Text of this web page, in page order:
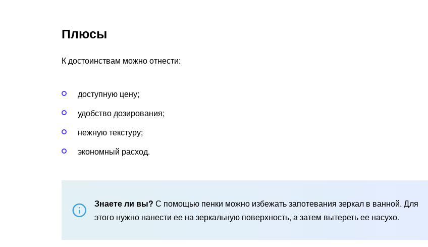
Плюсы
К достоинствам можно отнести:
доступную цену;
удобство дозирования;
нежную текстуру;
экономный расход.
Знаете ли вы? С помощью пенки можно избежать запотевания зеркал в ванной. Для
этого нужно нанести ее на зеркальную поверхность, а затем вытереть ее насухо.